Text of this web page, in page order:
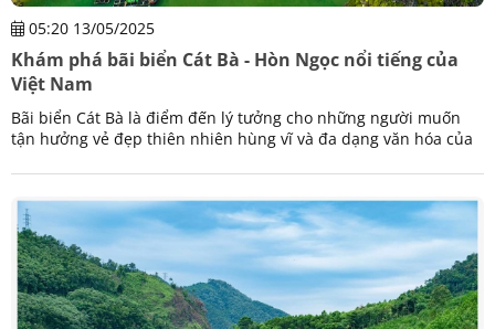
05:20 13/05/2025
Khám phá bãi biển Cát Bà - Hòn Ngọc nổi tiếng của
Việt Nam
Bãi biển Cát Bà là điểm đến lý tưởng cho những người muốn
tận hưởng vẻ đẹp thiên nhiên hùng vĩ và đa dạng văn hóa của
nước biển trong xanh và không khí trong lành. Hãy cùng chúng
tôi khám phá thông tin về bãi biển cũng như tìm hiểu một số
kinh nghiệm du lịch Cát Bà.